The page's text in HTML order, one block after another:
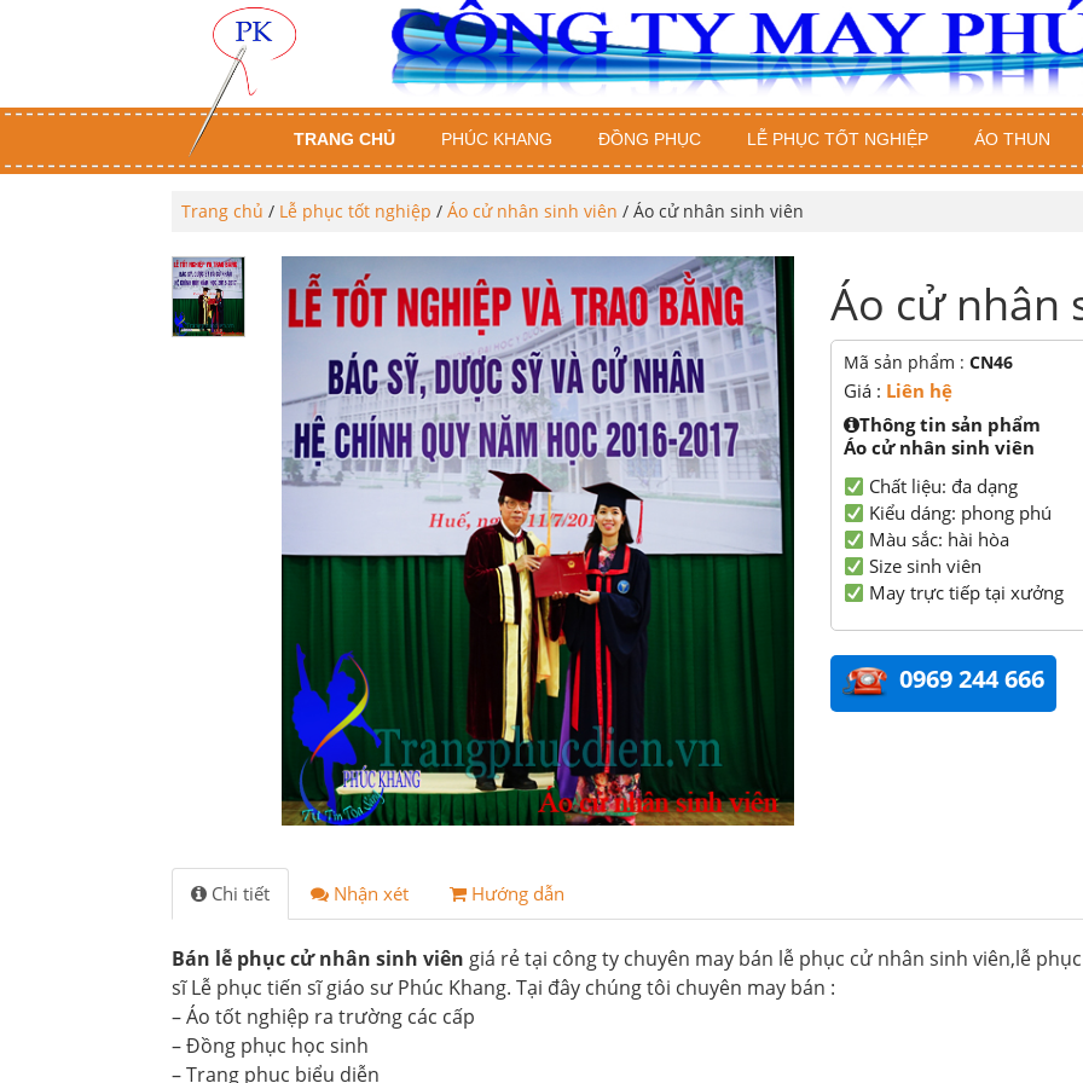
TRANG CHỦ PHÚC KHANG ĐỒNG PHỤC LỄ PHỤC TỐT NGHIỆP ÁO THUN
Trang chủ / Lễ phục tốt nghiệp / Áo cử nhân sinh viên / Áo cử nhân sinh viên
Áo cử nhân
Mã sản phẩm : CN46
Giá : Liên hệ
Thông tin sản phẩm
Áo cử nhân sinh viên
Chất liệu: đa dạng
Kiểu dáng: phong phú
Màu sắc: hài hòa
Size sinh viên
May trực tiếp tại xưởng
0969 244 666
Chi tiết Nhận xét Hướng dẫn
Bán lễ phục cử nhân sinh viên giá rẻ tại công ty chuyên may bán lễ phục cử nhân sinh viên,lễ
sĩ Lễ phục tiến sĩ giáo sư Phúc Khang. Tại đây chúng tôi chuyên may bán :
– Áo tốt nghiệp ra trường các cấp
– Đồng phục học sinh
– Trang phục biểu diễn